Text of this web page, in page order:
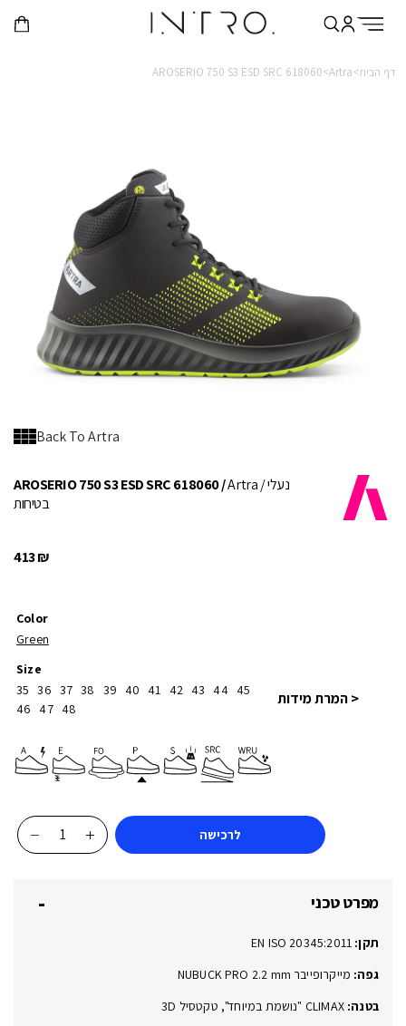
דף הבית>Artra>
AROSERIO 750 S3 ESD SRC 618060
Back To Artra
AROSERIO 750 S3 ESD SRC 618060 /Artra/ נעלי
בטיחות
413₪
Color
Green
Size
35 36 37 38 39 40 41 42 43 44 45
46
47 48
< המרת מידות
כמות
750
לרכישה
מפרט טכני
תקן: EN ISO 20345:2011
גפה: מייקרופייבר NUBUCK PRO 2.2 mm
בטנה: CLIMAX "נושמת במיוחד", טקטסיל 3D